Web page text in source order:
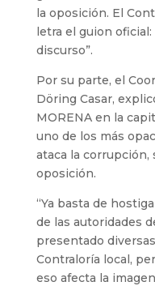
la oposición. El
letra el guion
discurso”.
Por su parte, el
Döring Casar,
MORENA en la
uno de los más
ataca la corrupción,
oposición.
“Ya basta de
de las autoridades
presentado
Contraloría local,
eso afecta la